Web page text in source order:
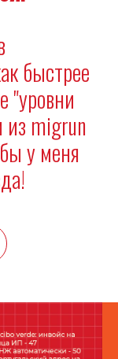
быстрее
"уровни
migrun
у меня